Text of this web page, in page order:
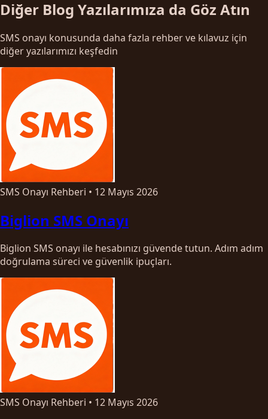
Diğer Blog Yazılarımıza da Göz Atın
SMS onayı konusunda daha fazla rehber ve kılavuz için
diğer yazılarımızı keşfedin
SMS Onayı Rehberi • 12 Mayıs 2026
Biglion SMS Onayı
Biglion SMS onayı ile hesabınızı güvende tutun. Adım adım
doğrulama süreci ve güvenlik ipuçları.
SMS Onayı Rehberi • 12 Mayıs 2026